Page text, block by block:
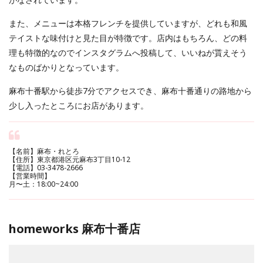
また、メニューは本格フレンチを提供していますが、どれも和風
テイストな味付けと見た目が特徴です。店内はもちろん、どの料
理も特徴的なのでインスタグラムへ投稿して、いいねが貰えそう
なものばかりとなっています。
麻布十番駅から徒歩7分でアクセスでき、麻布十番通りの路地から
少し入ったところにお店があります。
【名前】麻布・れとろ
【住所】東京都港区元麻布3丁目10-12
【電話】03-3478-2666
【営業時間】
月〜土：18:00~24:00
homeworks 麻布十番店